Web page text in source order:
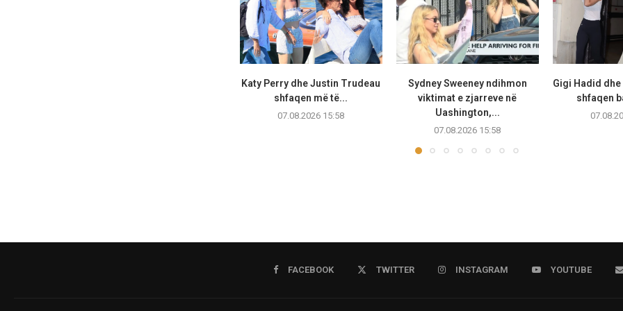
Katy Perry dhe Justin Trudeau
shfaqen më të...
07.08.2026 15:58
Sydney Sweeney ndihmon
viktimat e zjarreve në
Uashington,...
07.08.2026 15:58
Gigi Hadid
shfaqen
FACEBOOK TWITTER INSTAGRAM YOUTUBE